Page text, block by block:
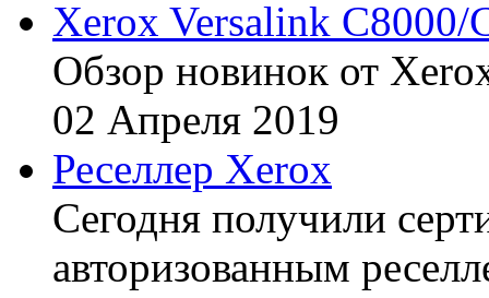
Xerox Versalink C8000/
Обзор новинок от
02 Апреля 2019
Реселлер Xerox
Сегодня получили
авторизованным